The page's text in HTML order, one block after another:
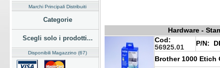
Marchi Principali Distribuiti
Categorie
Scegli solo i prodotti...
Disponibili Magazzino (67)
Hardware -
Cod:
56925.01
P/N:
Brother 1000 Etich